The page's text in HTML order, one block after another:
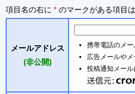
項目名の右に * のマークがある項目
メールアドレス
(非公開)
携帯電話のメ
広告メールや
投稿通知メー